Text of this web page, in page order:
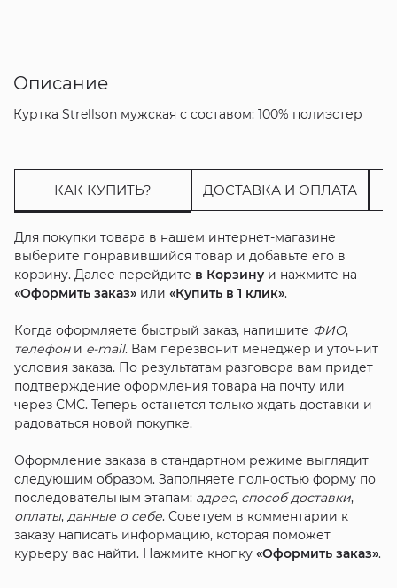
Описание
Куртка Strellson мужская с составом: 100% полиэстер
КАК КУПИТЬ? ДОСТАВКА И ОПЛАТА
Для покупки товара в нашем интернет-магазине
выберите понравившийся товар и добавьте его в
корзину. Далее перейдите в Корзинуи нажмите на
«Оформить заказ»или «Купить в 1 клик».
Когда оформляете быстрый заказ, напишите ФИО,
телефони e-mail. Вам перезвонит менеджер и уточнит
условия заказа. По результатам разговора вам придет
подтверждение оформления товара на почту или
через СМС. Теперь останется только ждать доставки и
радоваться новой покупке.
Оформление заказа в стандартном режиме выглядит
следующим образом. Заполняете полностью форму по
последовательным этапам: адрес, способ доставки,
оплаты, данные о себе. Советуем в комментарии к
заказу написать информацию, которая поможет
курьеру вас найти. Нажмите кнопку «Оформить заказ».